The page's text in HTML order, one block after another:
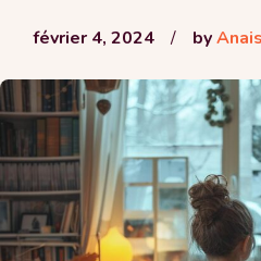
février 4, 2024 / byAnais